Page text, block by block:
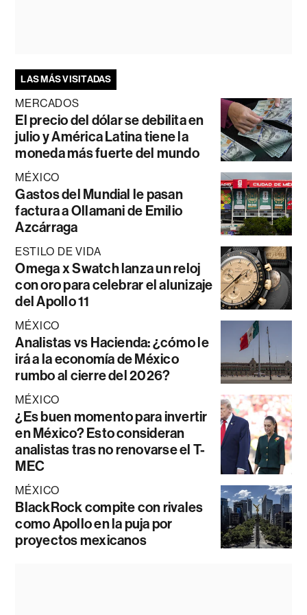
LAS MÁS VISITADAS
MERCADOS
El precio del dólar se debilita en
julio y América Latina tiene la
moneda más fuerte del mundo
MÉXICO
Gastos del Mundial le pasan
factura a Ollamani de Emilio
Azcárraga
ESTILO DE VIDA
Omega x Swatch lanza un reloj
con oro para celebrar el alunizaje
del Apollo 11
MÉXICO
Analistas vs Hacienda: ¿cómo le
irá a la economía de México
rumbo al cierre del 2026?
MÉXICO
¿Es buen momento para invertir
en México? Esto consideran
analistas tras no renovarse el T-
MEC
MÉXICO
BlackRock compite con rivales
como Apollo en la puja por
proyectos mexicanos